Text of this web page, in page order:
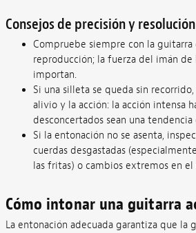
Consejos de precisión y
Compruebe siempre con la guitarra
reproducción; la fuerza del imán
importan.
Si una silleta se queda sin
alivio y la acción: la acción intensa
desconcertados sean una
Si la entonación no se asenta,
cuerdas desgastadas
las fritas) o cambios extremos en el
Cómo intonar una guitarra
La entonación adecuada garantiza que la